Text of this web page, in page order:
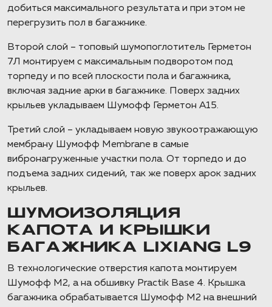
добиться максимального результата и при этом не
перегрузить пол в багажнике.
Второй слой – топовый шумопоглотитель Герметон
7Л монтируем с максимальным подворотом под
торпеду и по всей плоскости пола и багажника,
включая задние арки в багажнике. Поверх задних
крыльев укладываем Шумофф Герметон А15.
Третий слой – укладываем новую звукоотражающую
мембрану Шумофф Membrane в самые
вибронагруженные участки пола. От торпедо и до
подъема задних сидений, так же поверх арок задних
крыльев.
ШУМОИЗОЛЯЦИЯ
КАПОТА И КРЫШКИ
БАГАЖНИКА LIXIANG L9
В технологические отверстия капота монтируем
Шумофф М2, а на обшивку Practik Base 4. Крышка
багажника обрабатывается Шумофф М2 на внешний